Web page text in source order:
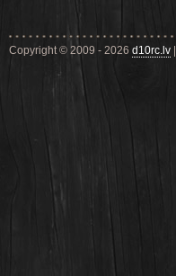
Copyright © 2009 - 2026 d10rc.lv